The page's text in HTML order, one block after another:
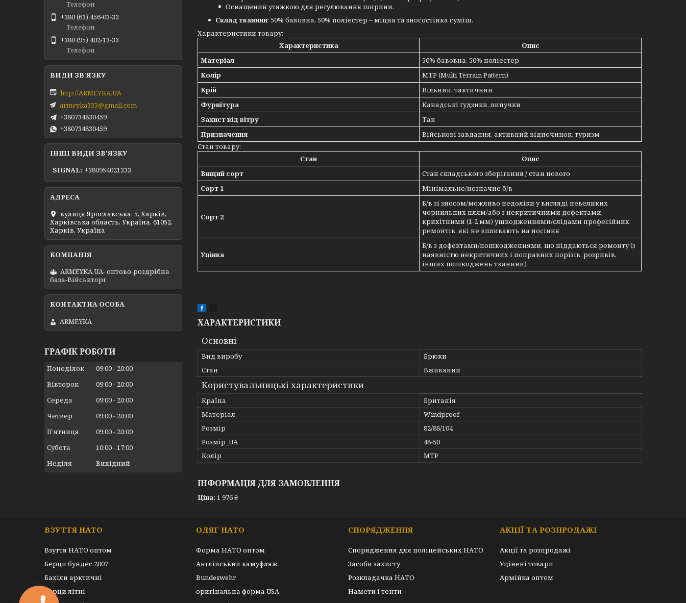
Оснащений утяжкою для регулювання ширини.
Склад тканини: 50% бавовна, 50% поліестер – міцна та зносостійка суміш.
Характеристики товару:
Характеристика
Опис
Матеріал
50% бавовна, 50% поліестер
Колір
MTP (Multi Terrain Pattern)
Крій
Вільний, тактичний
Фурнітура
Канадські ґудзики, липучки
Захист від вітру
Так
Призначення
Військові завдання, активний відпочинок, туризм
Стан товару:
Стан
Опис
Вищий сорт
Стан складського зберігання / стан нового
Сорт 1
Мінімальне/незначне б/в
Сорт 2
Б/в зі зносом/можливо недоліки у вигляді невеликих
чорнильних плям/або з некритичними дефектами,
крихітними (1-2 мм) ушкодженнями/слідами професійних
ремонтів, які не впливають на носіння
Уцінка
Б/в з дефектами/пошкодженнями, що піддаються ремонту (з
наявністю некритичних і поправних порізів, розривів,
інших пошкоджень тканини)
ХАРАКТЕРИСТИКИ
Основні
Вид виробу
Брюки
Стан
Вживаний
Користувальницькі характеристики
Країна
Британія
Матеріал
Windproof
Розмір
82/88/104
Розмір_UA
48-50
Колір
MTP
ІНФОРМАЦІЯ ДЛЯ ЗАМОВЛЕННЯ
Ціна: 1 976 ₴
Телефон
+380 (63) 456-03-33
Телефон
+380 (95) 402-13-33
Телефон
http://ARMEYKA.UA
armeyka333@gmail.com
+380734830459
+380734830459
ІНШІ ВИДИ ЗВ'ЯЗКУ
SIGNAL +380954021333
вулиця Ярославська, 5, Харків,
Харківська область, Україна, 61052,
Харків, Україна
ARMEYKA.UA- оптово-роздрібна
база-Військторг
ARMEYKA
ГРАФІК РОБОТИ
Понеділок 09:00
20:00
Вівторок
09:00
20:00
Середа
09:00
20:00
Четвер
09:00
20:00
Пʼятниця
09:00
20:00
Субота
10:00 17:00
Неділя
Вихідний
ВЗУТТЯ НАТО
Взуття НАТО оптом
Берци бундес 2007
Бахіли арктичні
Берци літні
ОДЯГ НАТО
Форма НАТО оптом
Англійський камуфляж
Bundeswehr
оригінальна форма USA
СПОРЯДЖЕННЯ
Спорядження для поліцейських НАТО
Засоби захисту
Розкладачка НАТО
Намети і тенти
АКЦІЇ ТА РОЗПРОДАЖІ
Акції та розпродажі
Уцінені товари
Армійка оптом